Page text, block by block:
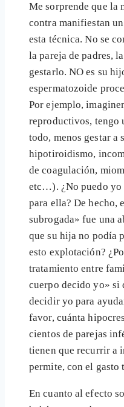
Me sorprende que la
contra manifiestan
esta técnica. No se
la pareja de padres,
gestarlo. NO es su
espermatozoide
Por ejemplo,
reproductivos, tengo
todo, menos gestar a
hipotiroidismo,
de coagulación,
etc…). ¿No puedo yo
para ella? De hecho,
subrogada» fue una
que su hija no podía
esto explotación?
tratamiento entre
cuerpo decido yo» si
decidir yo para
favor, cuánta
cientos de parejas
tienen que recurrir a
permite, con el gasto
En cuanto al efecto